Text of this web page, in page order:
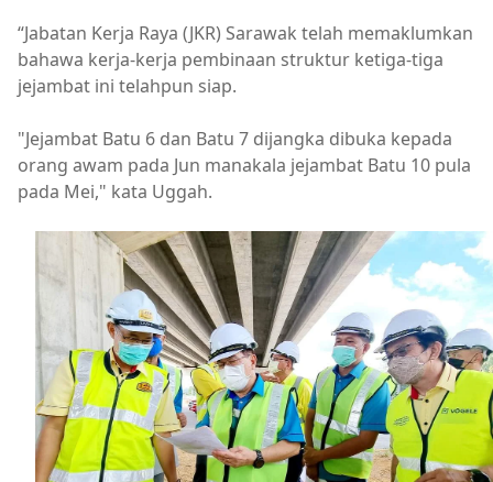
“Jabatan Kerja Raya (JKR) Sarawak telah memaklumkan
bahawa kerja-kerja pembinaan struktur ketiga-tiga
jejambat ini telahpun siap.
"Jejambat Batu 6 dan Batu 7 dijangka dibuka kepada
orang awam pada Jun manakala jejambat Batu 10 pula
pada Mei," kata Uggah.